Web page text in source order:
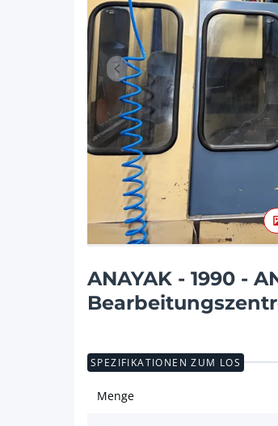
Vorheriger Artikel
ANAYAK - 1990 -
SPEZIFIKATIONEN ZUM LOS
Menge